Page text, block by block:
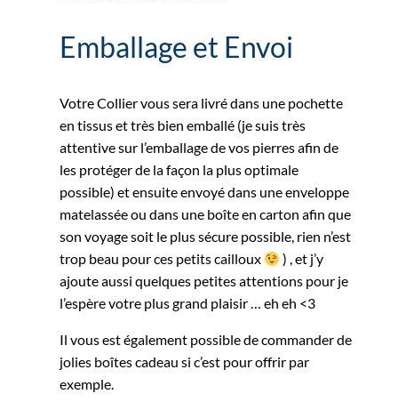
Emballage et Envoi
Votre Collier vous sera livré dans une pochette
en tissus et très bien emballé (je suis très
attentive sur l’emballage de vos pierres afin de
les protéger de la façon la plus optimale
possible) et ensuite envoyé dans une enveloppe
matelassée ou dans une boîte en carton afin que
son voyage soit le plus sécure possible, rien n’est
trop beau pour ces petits cailloux
) , et j’y
ajoute aussi quelques petites attentions pour je
l’espère votre plus grand plaisir … eh eh <3
Il vous est également possible de commander de
jolies boîtes cadeau si c’est pour offrir par
exemple.